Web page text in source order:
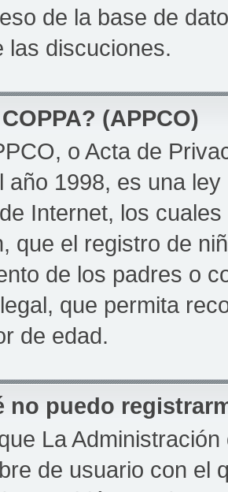
de la base de
las discuciones.
(APPCO)
o Acta de
año 1998, es una
Internet, los
que el registro de
de los padres o
que permita
de edad.
no puedo
La
de usuario con el